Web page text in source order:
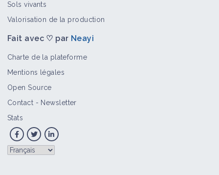
Sols vivants
Valorisation de la production
Fait avec ♡ par Neayi
Charte de la plateforme
Mentions légales
Open Source
Contact - Newsletter
Stats